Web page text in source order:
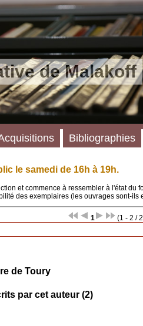
de Malakoff
le samedi de 16h à 19h.
et commence à ressembler à l'état du
des exemplaires (les ouvrages sont-ils
1
(1 - 2 /
de Toury
par cet auteur (2)
Bibliographies